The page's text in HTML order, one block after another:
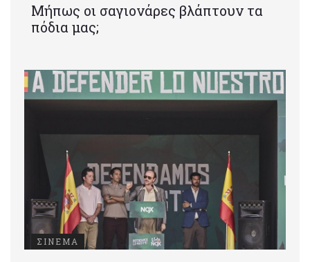
Μήπως οι σαγιονάρες βλάπτουν τα
πόδια μας;
ΣΙΝΕΜΑ